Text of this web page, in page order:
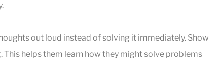
out loud instead of solving it immediately. Show
helps them learn how they might solve problems